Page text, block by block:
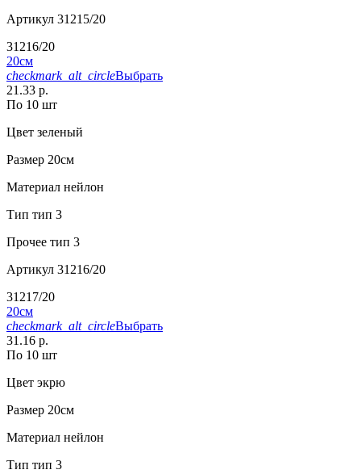
Артикул 31215/20
31216/20
20см
checkmark_alt_circleВыбрать
21.33 р.
По 10 шт
Цвет зеленый
Размер 20см
Материал нейлон
Тип тип 3
Прочее тип 3
Артикул 31216/20
31217/20
20см
checkmark_alt_circleВыбрать
31.16 р.
По 10 шт
Цвет экрю
Размер 20см
Материал нейлон
Тип тип 3